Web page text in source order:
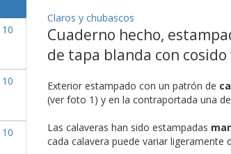
Claros y chubascos
Cuaderno hecho,
de tapa blanda con
Exterior estampado con un patrón de
(ver foto 1) y en la contraportada una
Las calaveras han sido estampadas
cada calavera puede variar ligeramente